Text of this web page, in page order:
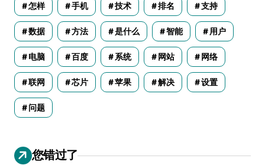
怎样 手机 技术 排名 支持
数据 方法 是什么 智能 用户
电脑 百度 系统 网站 网络
联网 芯片 苹果 解决 设置
问题
您错过了